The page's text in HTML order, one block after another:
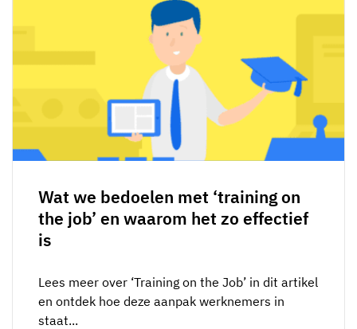
Wat we bedoelen met ‘training on
the job’ en waarom het zo effectief
is
Lees meer over ‘Training on the Job’ in dit artikel
en ontdek hoe deze aanpak werknemers in
staat...